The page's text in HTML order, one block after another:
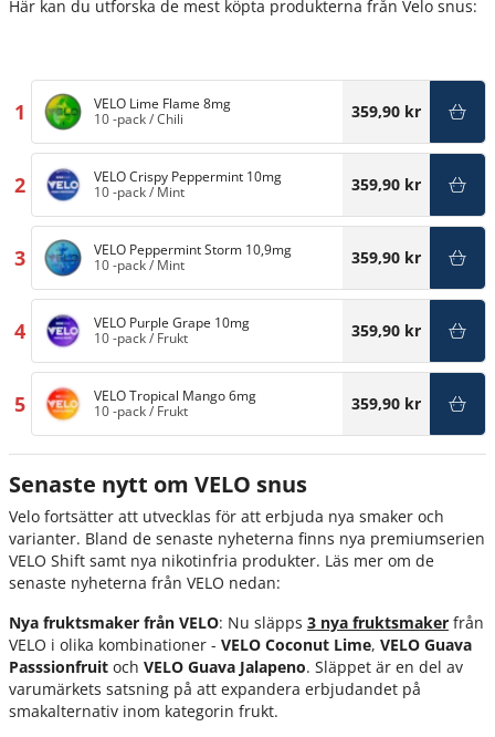
Här kan du utforska de mest köpta produkterna från Velo snus:
1
VELO Lime Flame 8mg
10 -pack/Chili 359,90 kr
2
VELO Crispy Peppermint 10mg
10 -pack/ Mint 359,90 kr
3
VELO Peppermint Storm 10,9mg
10 -pack/ Mint 359,90 kr
4
VELO Purple Grape 10mg
10 -pack/ Frukt 359,90 kr
5
VELO Tropical Mango 6mg
10 -pack/ Frukt 359,90 kr
Senaste nytt om VELO snus
Velo fortsätter att utvecklas för att erbjuda nya smaker och
varianter. Bland de senaste nyheterna finns nya premiumserien
VELO Shift samt nya nikotinfria produkter. Läs mer om de
senaste nyheterna från VELO nedan:
Nya fruktsmaker från VELO: Nu släpps 3 nya fruktsmaker från
VELO i olika kombinationer - VELO Coconut Lime, VELO Guava
Passsionfruit och VELO Guava Jalapeno. Släppet är en del av
varumärkets satsning på att expandera erbjudandet på
smakalternativ inom kategorin frukt.